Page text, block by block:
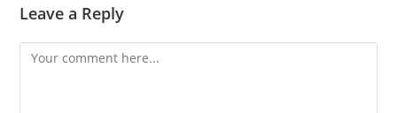
Leave a Reply
Comment